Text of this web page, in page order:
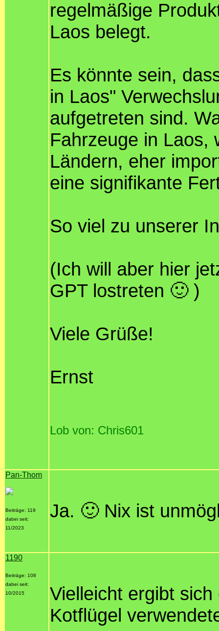
regelmäßige
Laos belegt.
Es könnte sein,
in Laos"
aufgetreten sind.
Fahrzeuge in Laos,
Ländern, eher
eine signifikante
So viel zu unserer
(Ich will aber hier
GPT lostreten 🙂 )
Viele Grüße!
Ernst
Lob von: Chris601
Pan-Thom
Beiträge: 119
dabei seit:
11/2023
Ja. 🙂 Nix ist
1190
Beiträge: 108
dabei seit:
10/2015
Vielleicht ergibt
Kotflügel